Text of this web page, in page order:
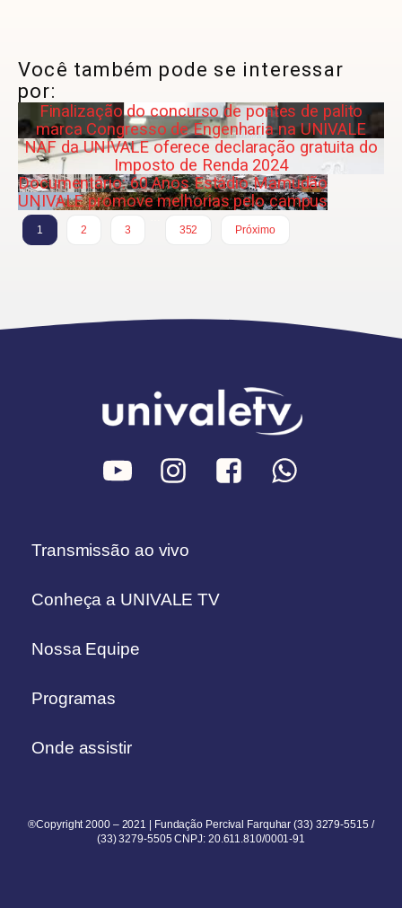
Você também pode se interessar
por:
Finalização do concurso de pontes de palito
marca Congresso de Engenharia na UNIVALE
NAF da UNIVALE oferece declaração gratuita do
Imposto de Renda 2024
Documentário: 60 Anos Estádio Mamudão
UNIVALE promove melhorias pelo campus
1 2 3
352
Próximo
Transmissão ao vivo
Conheça a UNIVALE TV
Nossa Equipe
Programas
Onde assistir
®Copyright 2000 – 2021 | Fundação Percival Farquhar (33) 3279-5515 /
(33) 3279-5505 CNPJ: 20.611.810/0001-91